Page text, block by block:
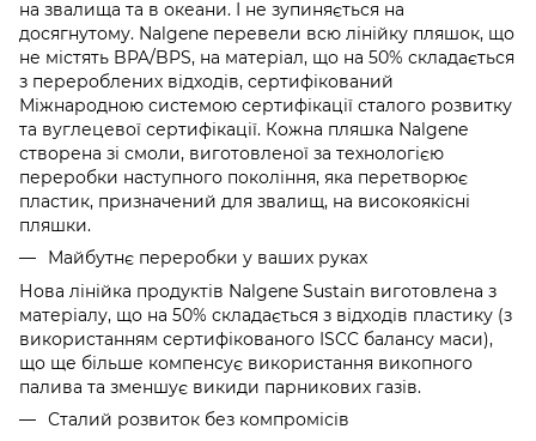
на звалища та в океани. І не зупиняється на
досягнутому. Nalgene перевели всю лінійку пляшок, що
не містять BPA/BPS, на матеріал, що на 50% складається
з перероблених відходів, сертифікований
Міжнародною системою сертифікації сталого розвитку
та вуглецевої сертифікації. Кожна пляшка Nalgene
створена зі смоли, виготовленої за технологією
переробки наступного покоління, яка перетворює
пластик, призначений для звалищ, на високоякісні
пляшки.
Майбутнє переробки у ваших руках
Нова лінійка продуктів Nalgene Sustain виготовлена з
матеріалу, що на 50% складається з відходів пластику (з
використанням сертифікованого ISCC балансу маси),
що ще більше компенсує використання викопного
палива та зменшує викиди парникових газів.
Сталий розвиток без компромісів